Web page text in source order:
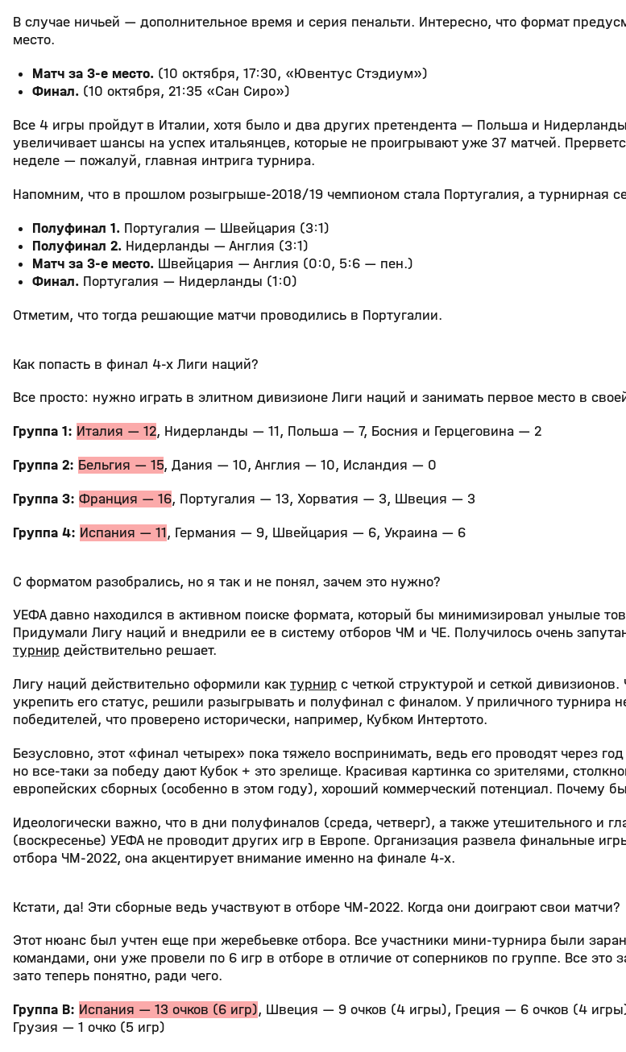
В случае ничьей — дополнительное время и серия пенальти. Интересно, что формат
место.
Матч за 3-е место. (10 октября, 17:30, «Ювентус Стэдиум»)
Финал. (10 октября, 21:35 «Сан Сиро»)
Все 4 игры пройдут в Италии, хотя было и два других претендента — Польша и
увеличивает шансы на успех итальянцев, которые не проигрывают уже 37 матчей.
неделе — пожалуй, главная интрига турнира.
Напомним, что в прошлом розыгрыше-2018/19 чемпионом стала Португалия, а турнирная
Полуфинал 1. Португалия — Швейцария (3:1)
Полуфинал 2. Нидерланды — Англия (3:1)
Матч за 3-е место. Швейцария — Англия (0:0, 5:6 — пен.)
Финал. Португалия — Нидерланды (1:0)
Отметим, что тогда решающие матчи проводились в Португалии.
Как попасть в финал 4-х Лиги наций?
Все просто: нужно играть в элитном дивизионе Лиги наций и занимать первое место в
Группа 1: Италия — 12, Нидерланды — 11, Польша — 7, Босния и Герцеговина — 2
Группа 2: Бельгия — 15, Дания — 10, Англия — 10, Исландия — 0
Группа 3: Франция — 16, Португалия — 13, Хорватия — 3, Швеция — 3
Группа 4: Испания — 11, Германия — 9, Швейцария — 6, Украина — 6
С форматом разобрались, но я так и не понял, зачем это нужно?
УЕФА давно находился в активном поиске формата, который бы минимизировал унылые
Придумали Лигу наций и внедрили ее в систему отборов ЧМ и ЧЕ. Получилось очень
турнир действительно решает.
Лигу наций действительно оформили как турнир с четкой структурой и сеткой
укрепить его статус, решили разыгрывать и полуфинал с финалом. У приличного турнира
победителей, что проверено исторически, например, Кубком Интертото.
Безусловно, этот «финал четырех» пока тяжело воспринимать, ведь его проводят через
но все-таки за победу дают Кубок + это зрелище. Красивая картинка со зрителями,
европейских сборных (особенно в этом году), хороший коммерческий потенциал. Почему
Идеологически важно, что в дни полуфиналов (среда, четверг), а также утешительного и
(воскресенье) УЕФА не проводит других игр в Европе. Организация развела финальные
отбора ЧМ-2022, она акцентирует внимание именно на финале 4-х.
Кстати, да! Эти сборные ведь участвуют в отборе ЧМ-2022. Когда они доиграют свои матчи?
Этот нюанс был учтен еще при жеребьевке отбора. Все участники мини-турнира были
командами, они уже провели по 6 игр в отборе в отличие от соперников по группе. Все это
зато теперь понятно, ради чего.
Группа B: Испания — 13 очков (6 игр), Швеция — 9 очков (4 игры), Греция — 6 очков (4
Грузия — 1 очко (5 игр)